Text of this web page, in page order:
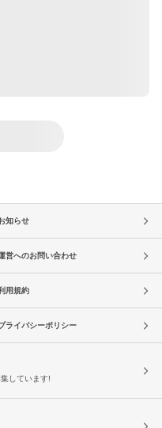
知らせ
営へのお問い合わせ
用規約
ライバシーポリシー
しています!